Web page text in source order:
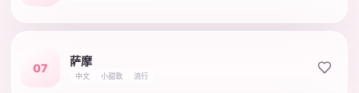
07
萨摩
中文 小甜歌 流行